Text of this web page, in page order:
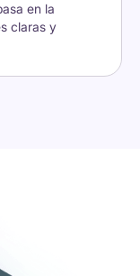
en la
claras y